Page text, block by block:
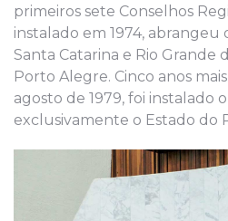
primeiros sete Conselhos
instalado em 1974, abrangeu
Santa Catarina e Rio Grande
Porto Alegre. Cinco anos
agosto de 1979, foi instalado
exclusivamente o Estado do